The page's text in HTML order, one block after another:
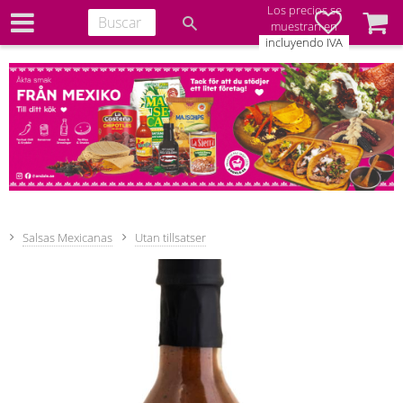
Los precios se
muestran en
incluyendo IVA
Favoritos
Cesta
Salsas Mexicanas Utan tillsatser